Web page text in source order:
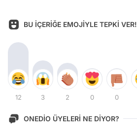
BU İÇERİĞE EMOJİYLE TEPKİ VER!
12 3 2 0 0
ONEDİO ÜYELERİ NE DİYOR?